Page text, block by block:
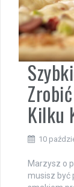
Kilku
10
Marzysz o
musisz być